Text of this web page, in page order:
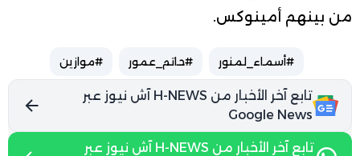
من بينهم أمينوكس.
#أسماء_لمنور #حاتم_عمور #موازين
تابع آخر الأخبار من H-NEWS آش نيوز عبر
Google News
تابع آخر الأخبار من H-NEWS آش نيوز عبر